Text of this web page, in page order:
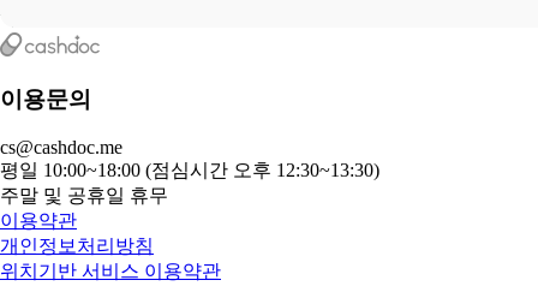
이용문의
cs@cashdoc.me
평일 10:00~18:00 (점심시간 오후 12:30~13:30)
주말 및 공휴일 휴무
이용약관
개인정보처리방침
위치기반 서비스 이용약관